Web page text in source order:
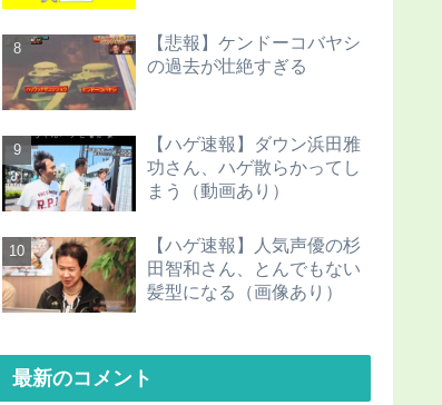
【悲報】ケンドーコバヤシ
の過去が壮絶すぎる
【ハゲ速報】ダウン浜田雅
功さん、ハゲ散らかってし
まう（動画あり）
【ハゲ速報】人気声優の杉
田智和さん、とんでもない
髪型になる（画像あり）
最新のコメント